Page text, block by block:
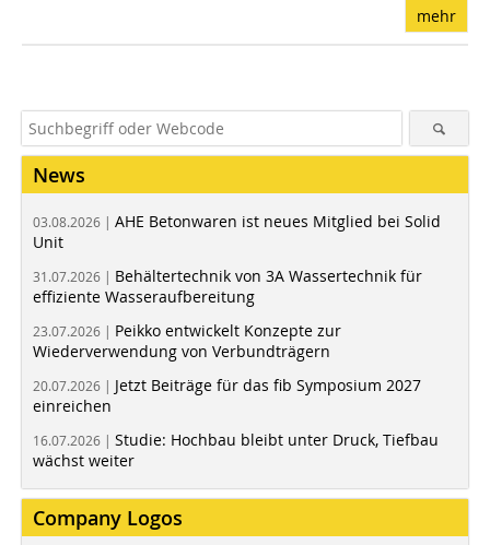
mehr
News
03.08.2026 | AHE Betonwaren ist neues Mitglied bei Solid
Unit
31.07.2026 | Behältertechnik von 3A Wassertechnik für
effiziente Wasseraufbereitung
23.07.2026 | Peikko entwickelt Konzepte zur
Wiederverwendung von Verbundträgern
20.07.2026 | Jetzt Beiträge für das fib Symposium 2027
einreichen
16.07.2026 | Studie: Hochbau bleibt unter Druck, Tiefbau
wächst weiter
Company Logos